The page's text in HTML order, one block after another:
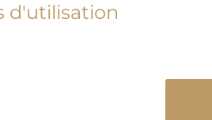
d'utilisation